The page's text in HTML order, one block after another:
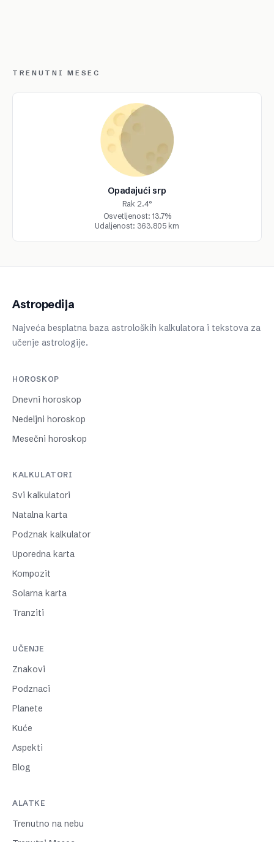
TRENUTNI MESEC
Opadajući srp
Rak 2.4°
Osvetljenost: 13.7%
Udaljenost: 363.805 km
Astropedija
Najveća besplatna baza astroloških kalkulatora i tekstova za
učenje astrologije.
HOROSKOP
Dnevni horoskop
Nedeljni horoskop
Mesečni horoskop
KALKULATORI
Svi kalkulatori
Natalna karta
Podznak kalkulator
Uporedna karta
Kompozit
Solarna karta
Tranziti
UČENJE
Znakovi
Podznaci
Planete
Kuće
Aspekti
Blog
ALATKE
Trenutno na nebu